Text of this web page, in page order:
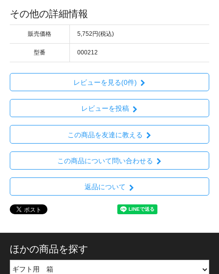
その他の詳細情報
販売価格 5,752円(税込)
型番 000212
レビューを見る(0件)
レビューを投稿
この商品を友達に教える
この商品について問い合わせる
返品について
ほかの商品を探す